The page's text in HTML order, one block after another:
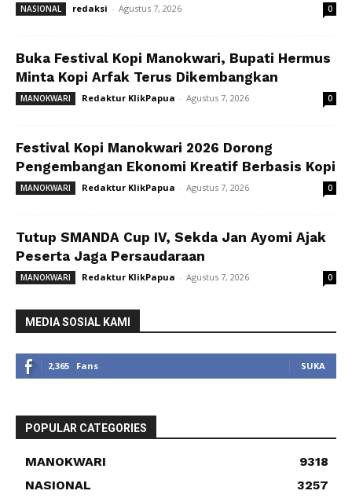
NASIONAL redaksi - Agustus 7, 2026 0
Buka Festival Kopi Manokwari, Bupati Hermus
Minta Kopi Arfak Terus Dikembangkan
MANOKWARI Redaktur KlikPapua - Agustus 7, 2026 0
Festival Kopi Manokwari 2026 Dorong
Pengembangan Ekonomi Kreatif Berbasis Kopi
MANOKWARI Redaktur KlikPapua - Agustus 7, 2026 0
Tutup SMANDA Cup IV, Sekda Jan Ayomi Ajak
Peserta Jaga Persaudaraan
MANOKWARI Redaktur KlikPapua - Agustus 7, 2026 0
MEDIA SOSIAL KAMI
2,365 Fans SUKA
POPULAR CATEGORIES
MANOKWARI
9318
NASIONAL
3257